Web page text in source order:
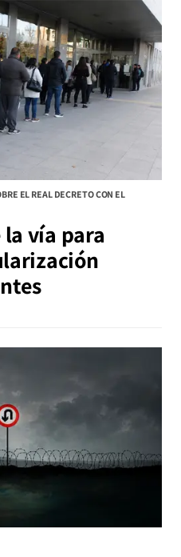
EL REAL DECRETO CON EL
vía para